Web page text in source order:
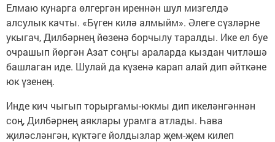
Елмаю кунарга өлгергән иреннән шул мизгелдә
алсулык качты. «Бүген килә алмыйм». Әлеге сүзләрне
укыгач, Дилбәрнең йөзенә борчылу таралды. Ике ел буе
очрашып йөргән Азат соңгы араларда кыздан читләшә
башлаган иде. Шулай да күзенә карап алай дип әйткәне
юк үзенең.
Инде кич чыгып торыргамы-юкмы дип икеләнгәннән
соң, Дилбәрнең аяклары урамга атлады. Һава
җиләсләнгән, күктәге йолдызлар җем-җем килеп